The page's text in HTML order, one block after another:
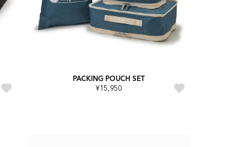
PACKING POUCH SET
¥15,950